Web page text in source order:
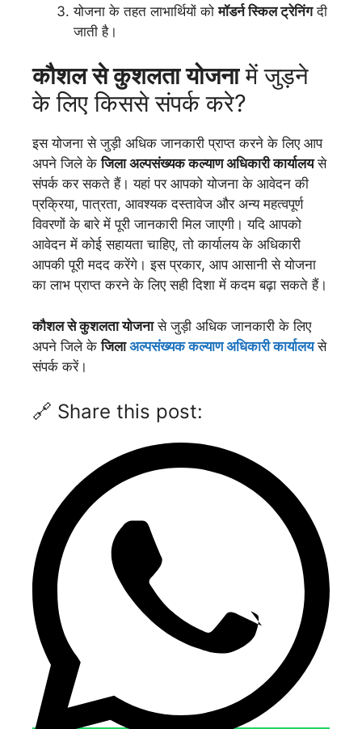
योजना के तहत लाभार्थियों कोमॉडर्न स्किल ट्रेनिंगदी
जाती है।
कौशल से कुशलता योजनामें जुड़ने
के लिए किससे संपर्क करे?
इस योजना से जुड़ी अधिक जानकारी प्राप्त करने के लिए आप
अपने जिले केजिला अल्पसंख्यक कल्याण अधिकारी कार्यालयसे
संपर्क कर सकते हैं। यहां पर आपको योजना के आवेदन की
प्रक्रिया, पात्रता, आवश्यक दस्तावेज और अन्य महत्वपूर्ण
विवरणों के बारे में पूरी जानकारी मिल जाएगी। यदि आपको
आवेदन में कोई सहायता चाहिए, तो कार्यालय के अधिकारी
आपकी पूरी मदद करेंगे। इस प्रकार, आप आसानी से योजना
का लाभ प्राप्त करने के लिए सही दिशा में कदम बढ़ा सकते हैं।
कौशल से कुशलता योजनासे जुड़ी अधिक जानकारी के लिए
अपने जिले केजिलाअल्पसंख्यक कल्याण अधिकारी कार्यालय से
संपर्क करें।
🔗 Share this post: